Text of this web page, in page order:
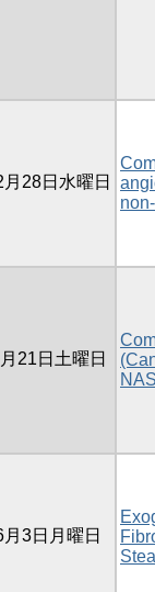
28日水曜日
21日土曜日
3日月曜日